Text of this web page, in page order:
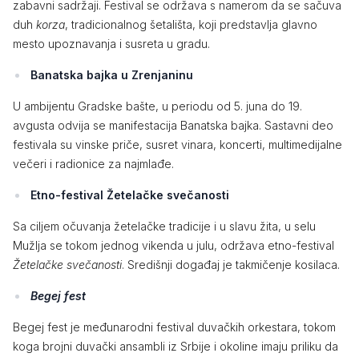
zabavni sadržaji. Festival se održava s namerom da se sačuva
duh korza, tradicionalnog šetališta, koji predstavlja glavno
mesto upoznavanja i susreta u gradu.
Banatska bajka u Zrenjaninu
U ambijentu Gradske bašte, u periodu od 5. juna do 19.
avgusta odvija se manifestacija Banatska bajka. Sastavni deo
festivala su vinske priče, susret vinara, koncerti, multimedijalne
večeri i radionice za najmlađe.
Etno-festival Žetelačke svečanosti
Sa ciljem očuvanja žetelačke tradicije i u slavu žita, u selu
Mužlja se tokom jednog vikenda u julu, održava etno-festival
Žetelačke svečanosti. Središnji događaj je takmičenje kosilaca.
Begej fest
Begej fest je međunarodni festival duvačkih orkestara, tokom
koga brojni duvački ansambli iz Srbije i okoline imaju priliku da